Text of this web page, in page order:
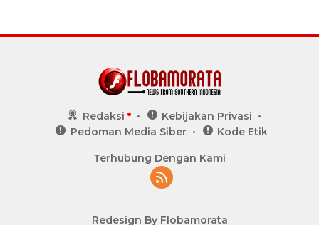
Redaksi
Kebijakan Privasi
Pedoman Media Siber
Kode Etik
Terhubung Dengan Kami
Redesign By Flobamorata